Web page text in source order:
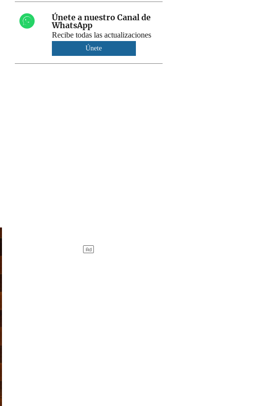
Únete a nuestro Canal de
WhatsApp
Recibe todas las actualizaciones
Únete